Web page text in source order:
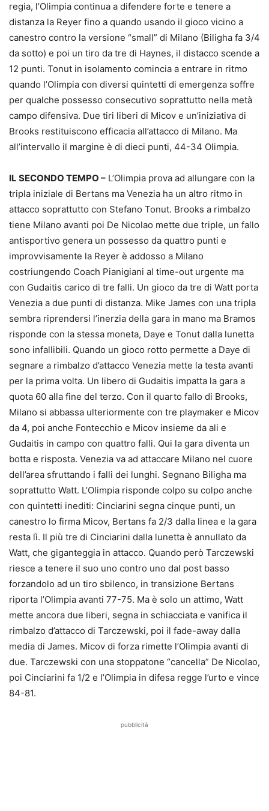
regia, l’Olimpia continua a difendere forte e tenere a
distanza la Reyer fino a quando usando il gioco vicino a
canestro contro la versione “small” di Milano (Biligha fa 3/4
da sotto) e poi un tiro da tre di Haynes, il distacco scende a
12 punti. Tonut in isolamento comincia a entrare in ritmo
quando l’Olimpia con diversi quintetti di emergenza soffre
per qualche possesso consecutivo soprattutto nella metà
campo difensiva. Due tiri liberi di Micov e un’iniziativa di
Brooks restituiscono efficacia all’attacco di Milano. Ma
all’intervallo il margine è di dieci punti, 44-34 Olimpia.
IL SECONDO TEMPO – L’Olimpia prova ad allungare con la
tripla iniziale di Bertans ma Venezia ha un altro ritmo in
attacco soprattutto con Stefano Tonut. Brooks a rimbalzo
tiene Milano avanti poi De Nicolao mette due triple, un fallo
antisportivo genera un possesso da quattro punti e
improvvisamente la Reyer è addosso a Milano
costriungendo Coach Pianigiani al time-out urgente ma
con Gudaitis carico di tre falli. Un gioco da tre di Watt porta
Venezia a due punti di distanza. Mike James con una tripla
sembra riprendersi l’inerzia della gara in mano ma Bramos
risponde con la stessa moneta, Daye e Tonut dalla lunetta
sono infallibili. Quando un gioco rotto permette a Daye di
segnare a rimbalzo d’attacco Venezia mette la testa avanti
per la prima volta. Un libero di Gudaitis impatta la gara a
quota 60 alla fine del terzo. Con il quarto fallo di Brooks,
Milano si abbassa ulteriormente con tre playmaker e Micov
da 4, poi anche Fontecchio e Micov insieme da ali e
Gudaitis in campo con quattro falli. Qui la gara diventa un
botta e risposta. Venezia va ad attaccare Milano nel cuore
dell’area sfruttando i falli dei lunghi. Segnano Biligha ma
soprattutto Watt. L’Olimpia risponde colpo su colpo anche
con quintetti inediti: Cinciarini segna cinque punti, un
canestro lo firma Micov, Bertans fa 2/3 dalla linea e la gara
resta lì. Il più tre di Cinciarini dalla lunetta è annullato da
Watt, che giganteggia in attacco. Quando però Tarczewski
riesce a tenere il suo uno contro uno dal post basso
forzandolo ad un tiro sbilenco, in transizione Bertans
riporta l’Olimpia avanti 77-75. Ma è solo un attimo, Watt
mette ancora due liberi, segna in schiacciata e vanifica il
rimbalzo d’attacco di Tarczewski, poi il fade-away dalla
media di James. Micov di forza rimette l’Olimpia avanti di
due. Tarczewski con una stoppatone “cancella” De Nicolao,
poi Cinciarini fa 1/2 e l’Olimpia in difesa regge l’urto e vince
84-81.
pubblicità